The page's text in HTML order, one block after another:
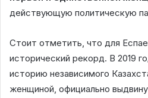
действующую политическую
Стоит отметить, что для
исторический рекорд. В 2019
историю независимого
женщиной, официально